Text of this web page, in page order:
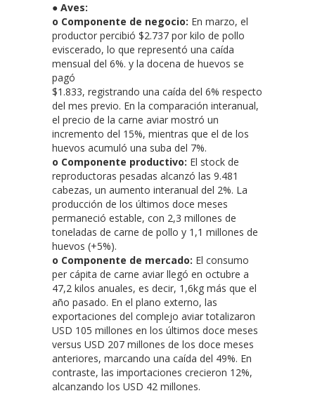
● Aves:
o Componente de negocio: En marzo, el
productor percibió $2.737 por kilo de pollo
eviscerado, lo que representó una caída
mensual del 6%. y la docena de huevos se
pagó
$1.833, registrando una caída del 6% respecto
del mes previo. En la comparación interanual,
el precio de la carne aviar mostró un
incremento del 15%, mientras que el de los
huevos acumuló una suba del 7%.
o Componente productivo: El stock de
reproductoras pesadas alcanzó las 9.481
cabezas, un aumento interanual del 2%. La
producción de los últimos doce meses
permaneció estable, con 2,3 millones de
toneladas de carne de pollo y 1,1 millones de
huevos (+5%).
o Componente de mercado: El consumo
per cápita de carne aviar llegó en octubre a
47,2 kilos anuales, es decir, 1,6kg más que el
año pasado. En el plano externo, las
exportaciones del complejo aviar totalizaron
USD 105 millones en los últimos doce meses
versus USD 207 millones de los doce meses
anteriores, marcando una caída del 49%. En
contraste, las importaciones crecieron 12%,
alcanzando los USD 42 millones.